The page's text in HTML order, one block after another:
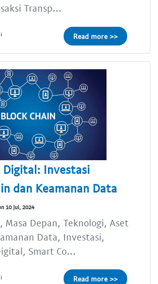
Transp...
Read more >>
Digital: Investasi
dan Keamanan Data
10 Jul, 2024
Masa Depan, Teknologi, Aset
Data, Investasi,
Smart Co...
Read more >>